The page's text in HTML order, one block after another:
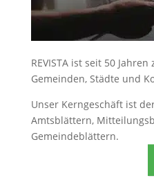
REVISTA ist seit 50
Gemeinden, Städte und
Unser Kerngeschäft ist
Amtsblättern,
Gemeindeblättern.